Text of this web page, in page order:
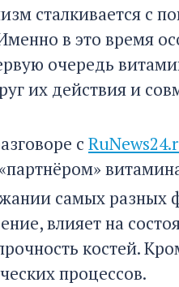
сталкивается с
в это время
очередь
их действия и
с
самых
влияет на
костей.
процессов.